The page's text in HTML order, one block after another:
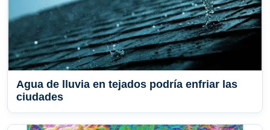
Agua de lluvia en tejados podría enfriar las
ciudades